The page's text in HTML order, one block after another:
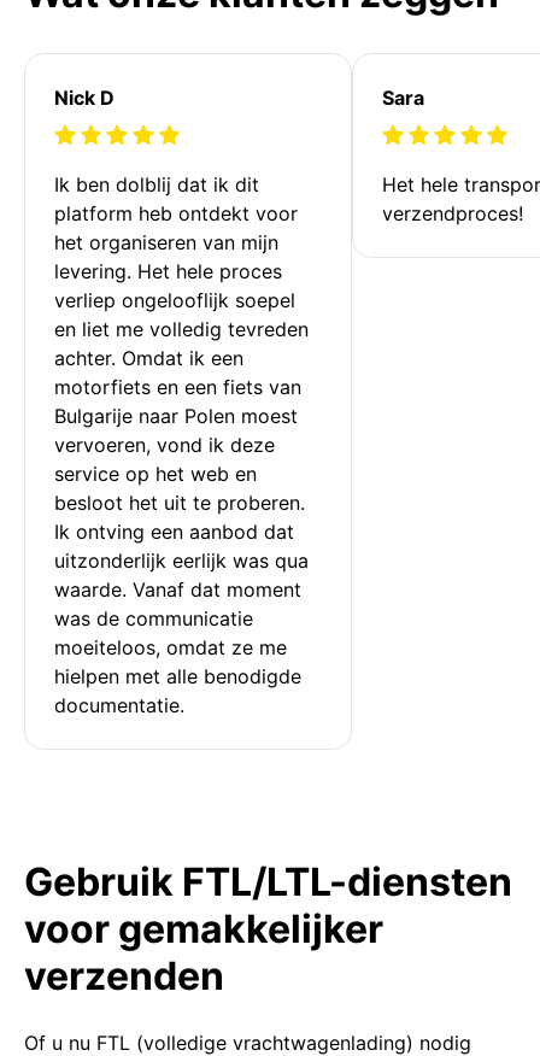
Nick D
Ik ben dolblij dat ik dit
platform heb ontdekt voor
het organiseren van mijn
levering. Het hele proces
verliep ongelooflijk soepel
en liet me volledig tevreden
achter. Omdat ik een
motorfiets en een fiets van
Bulgarije naar Polen moest
vervoeren, vond ik deze
service op het web en
besloot het uit te proberen.
Ik ontving een aanbod dat
uitzonderlijk eerlijk was qua
waarde. Vanaf dat moment
was de communicatie
moeiteloos, omdat ze me
hielpen met alle benodigde
documentatie.
Sara
Het hele
verzendproces!
Gebruik FTL/LTL-diensten
voor gemakkelijker
verzenden
Of u nu FTL (volledige vrachtwagenlading) nodig